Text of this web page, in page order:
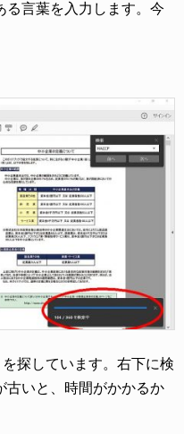
言葉を入力します。今
探しています。右下に検
古いと、時間がかかるか